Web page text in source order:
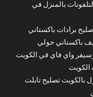
بالمنزل في
باكستاني حولي
واي فاي في الكويت
الكويت
بالكويت تصليح تابلت